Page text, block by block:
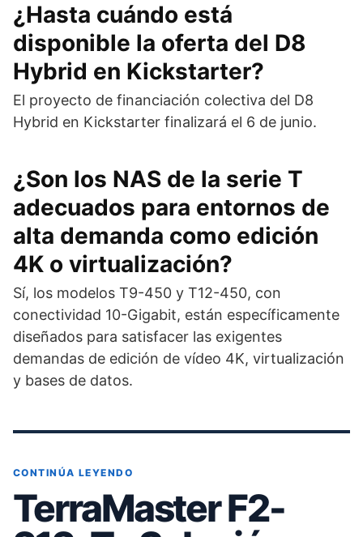
¿Hasta cuándo está
disponible la oferta del D8
Hybrid en Kickstarter?
El proyecto de financiación colectiva del D8
Hybrid en Kickstarter finalizará el 6 de junio.
¿Son los NAS de la serie T
adecuados para entornos de
alta demanda como edición
4K o virtualización?
Sí, los modelos T9-450 y T12-450, con
conectividad 10-Gigabit, están específicamente
diseñados para satisfacer las exigentes
demandas de edición de vídeo 4K, virtualización
y bases de datos.
CONTINÚA LEYENDO
TerraMaster F2-